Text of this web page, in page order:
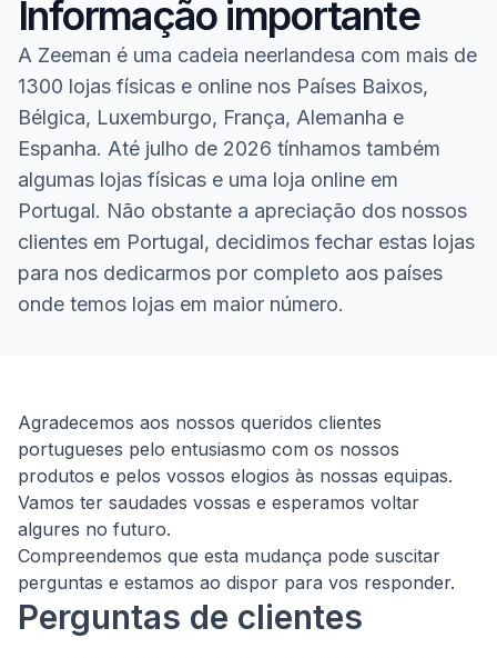
Informação importante
A Zeeman é uma cadeia neerlandesa com mais de
1300 lojas físicas e online nos Países Baixos,
Bélgica, Luxemburgo, França, Alemanha e
Espanha. Até julho de 2026 tínhamos também
algumas lojas físicas e uma loja online em
Portugal. Não obstante a apreciação dos nossos
clientes em Portugal, decidimos fechar estas lojas
para nos dedicarmos por completo aos países
onde temos lojas em maior número.
Homepage
Agradecemos aos nossos queridos clientes
portugueses pelo entusiasmo com os nossos
produtos e pelos vossos elogios às nossas equipas.
Vamos ter saudades vossas e esperamos voltar
algures no futuro.
Compreendemos que esta mudança pode suscitar
perguntas e estamos ao dispor para vos responder.
Perguntas de clientes